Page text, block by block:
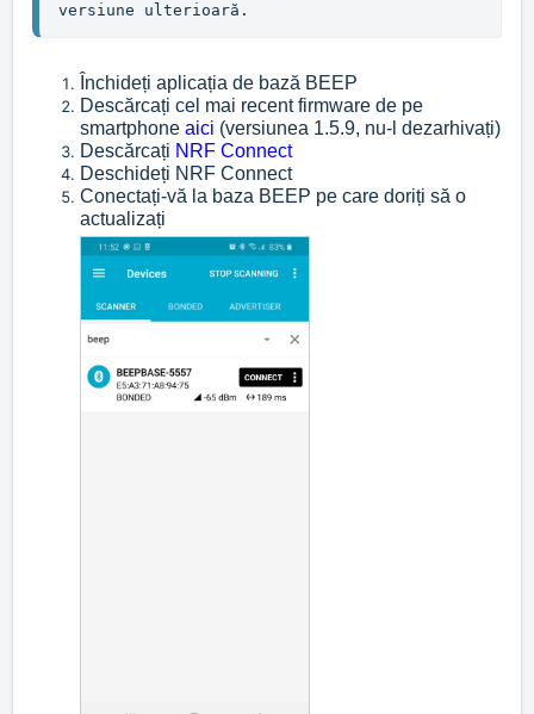
versiune ulterioară.
Închideți aplicația de bază BEEP
Descărcați cel mai recent firmware de pe
smartphone aici (versiunea 1.5.9, nu-l dezarhivați)
Descărcați NRF Connect
Deschideți NRF Connect
Conectați-vă la baza BEEP pe care doriți să o
actualizați